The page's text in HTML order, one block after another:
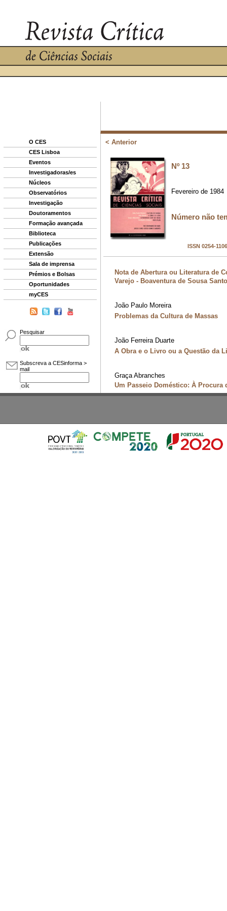
O CES
CES Lisboa
Eventos
Investigadoras/es
Núcleos
Observatórios
Investigação
Doutoramentos
Formação avançada
Biblioteca
Publicações
Extensão
Sala de imprensa
Prémios e Bolsas
Oportunidades
myCES
Pesquisar
Subscreva a CESinforma >
mail